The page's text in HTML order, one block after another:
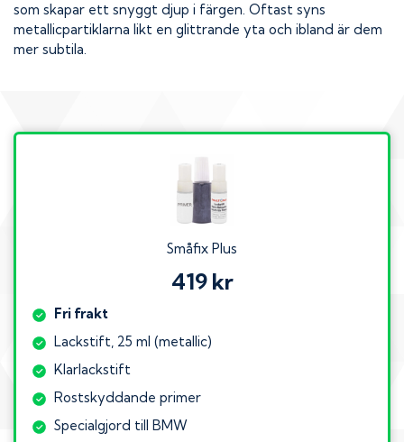
som skapar ett snyggt djup i färgen. Oftast syns
metallicpartiklarna likt en glittrande yta och ibland är dem
mer subtila.
Småfix Plus
419 kr
Fri frakt
Lackstift, 25 ml (metallic)
Klarlackstift
Rostskyddande primer
Specialgjord till BMW